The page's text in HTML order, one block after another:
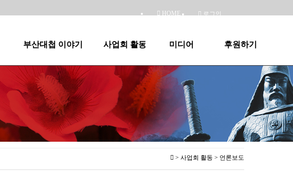
HOME 로그인
부산대첩 이야기 사업회 활동 미디어 후원하기
> 사업회 활동 > 언론보도